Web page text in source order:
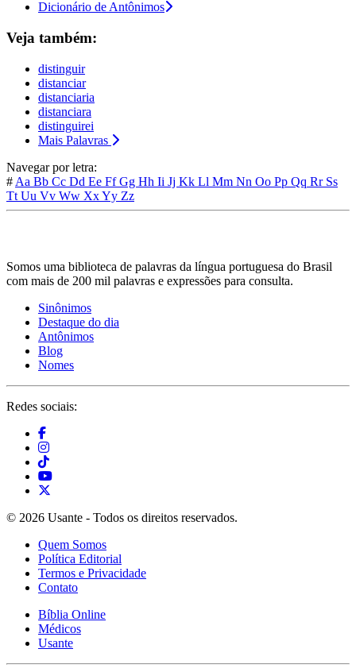
Dicionário de Antônimos
Veja também:
distinguir
distanciar
distanciaria
distanciara
distinguirei
Mais Palavras
Navegar por letra:
# Aa Bb Cc Dd Ee FfGg Hh Ii Jj Kk Ll Mm Nn Oo Pp Qq Rr Ss
Tt Uu Vv Ww XxYy Zz
Somos uma biblioteca de palavras da língua portuguesa do Brasil
com mais de 200 mil palavras e expressões para consulta.
Sinônimos
Destaque do dia
Antônimos
Blog
Nomes
Redes sociais:
© 2026 Usante - Todos os direitos reservados.
Quem Somos
Política Editorial
Termos e Privacidade
Contato
Bíblia Online
Médicos
Usante